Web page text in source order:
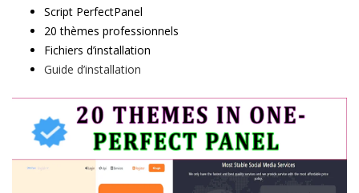
Script PerfectPanel
20 thèmes professionnels
Fichiers d’installation
Guide d’installation